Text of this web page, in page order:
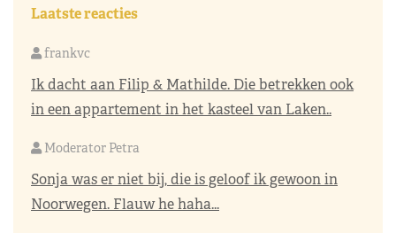
Laatste reacties
frankvc
Ik dacht aan Filip & Mathilde. Die betrekken ook
in een appartement in het kasteel van Laken..
Moderator Petra
Sonja was er niet bij, die is geloof ik gewoon in
Noorwegen. Flauw he haha...